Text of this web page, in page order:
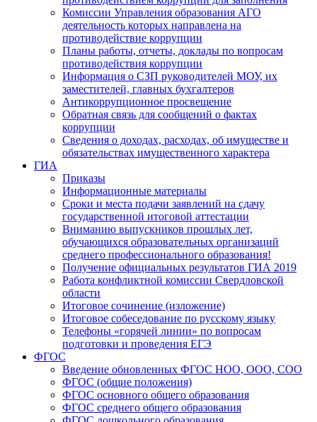
Комиссии Управления образования АГО
деятельность которых направлена на
противодействие коррупции
Планы работы, отчеты, доклады по вопросам
противодействия коррупции
Информация о СЗП руководителей МОУ, их
заместителей, главных бухгалтеров
Антикоррупционное просвещение
Обратная связь для сообщений о фактах
коррупции
Сведения о доходах, расходах, об имуществе и
обязательствах имущественного характера
ГИА
Приказы
Информационные материалы
Сроки и места подачи заявлений на сдачу
государственной итоговой аттестации
Вниманию выпускников прошлых лет,
обучающихся образовательных организаций
среднего профессионального образования!
Получение официальных результатов ГИА 2019
Работа конфликтной комиссии Свердловской
области
Итоговое сочинение (изложение)
Итоговое собеседование по русскому языку
Телефоны «горячей линии» по вопросам
подготовки и проведения ЕГЭ
ФГОС
Введение обновленных ФГОС НОО, ООО, СОО
ФГОС (общие положения)
ФГОС основного общего образования
ФГОС среднего общего образования